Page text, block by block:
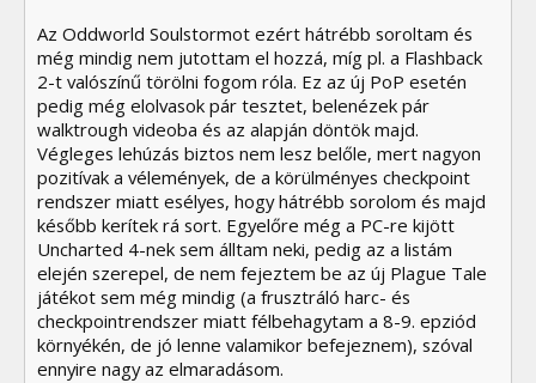
Az Oddworld Soulstormot ezért hátrébb soroltam és
még mindig nem jutottam el hozzá, míg pl. a Flashback
2-t valószínű törölni fogom róla. Ez az új PoP esetén
pedig még elolvasok pár tesztet, belenézek pár
walktrough videoba és az alapján döntök majd.
Végleges lehúzás biztos nem lesz belőle, mert nagyon
pozitívak a vélemények, de a körülményes checkpoint
rendszer miatt esélyes, hogy hátrébb sorolom és majd
később kerítek rá sort. Egyelőre még a PC-re kijött
Uncharted 4-nek sem álltam neki, pedig az a listám
elején szerepel, de nem fejeztem be az új Plague Tale
játékot sem még mindig (a frusztráló harc- és
checkpointrendszer miatt félbehagytam a 8-9. epziód
környékén, de jó lenne valamikor befejeznem), szóval
ennyire nagy az elmaradásom.